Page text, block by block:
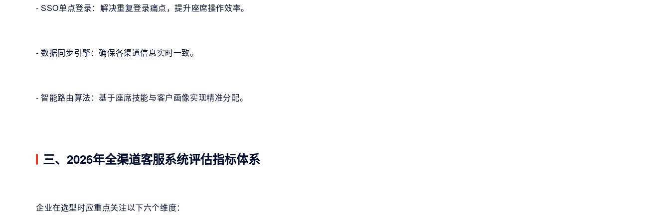
- SSO单点登录：解决重复登录痛点，提升座席操作效率。
- 数据同步引擎：确保各渠道信息实时一致。
- 智能路由算法：基于座席技能与客户画像实现精准分配。
三、2026年全渠道客服系统评估指标体系
企业在选型时应重点关注以下六个维度：